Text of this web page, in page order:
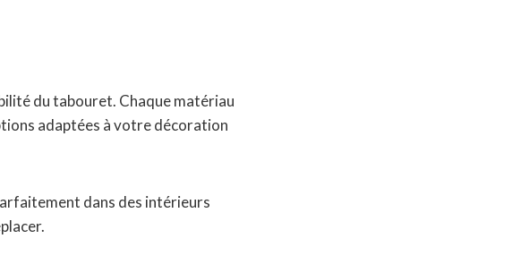
du tabouret. Chaque matériau
adaptées à votre décoration
dans des intérieurs